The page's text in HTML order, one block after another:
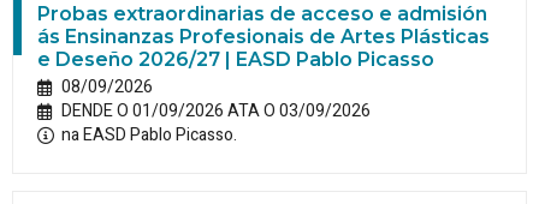
Probas extraordinarias de acceso e admisión
ás Ensinanzas Profesionais de Artes Plásticas
e Deseño 2026/27 | EASD Pablo Picasso
08/09/2026
DENDE O 01/09/2026 ATA O 03/09/2026
na EASD Pablo Picasso.